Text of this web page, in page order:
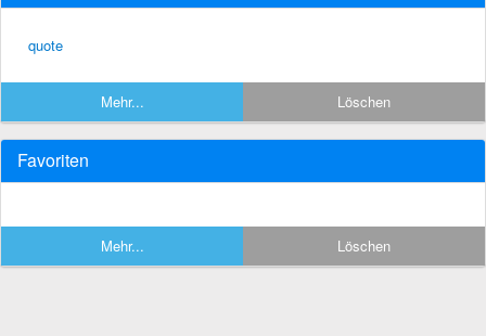
quote
Mehr... Löschen
Favoriten
Mehr... Löschen